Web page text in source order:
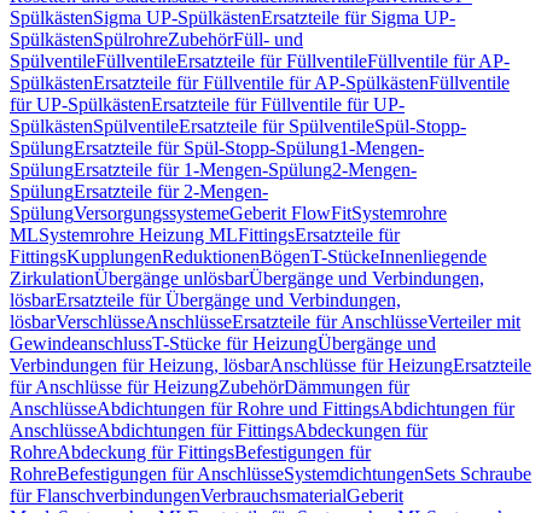
SpülkästenSigma UP-SpülkästenErsatzteile für Sigma UP-
SpülkästenSpülrohreZubehörFüll- und
SpülventileFüllventileErsatzteile für FüllventileFüllventile für AP-
SpülkästenErsatzteile für Füllventile für AP-SpülkästenFüllventile
für UP-SpülkästenErsatzteile für Füllventile für UP-
SpülkästenSpülventileErsatzteile für SpülventileSpül-Stopp-
SpülungErsatzteile für Spül-Stopp-Spülung1-Mengen-
SpülungErsatzteile für 1-Mengen-Spülung2-Mengen-
SpülungErsatzteile für 2-Mengen-
SpülungVersorgungssystemeGeberit FlowFitSystemrohre
MLSystemrohre Heizung MLFittingsErsatzteile für
FittingsKupplungenReduktionenBögenT-StückeInnenliegende
ZirkulationÜbergänge unlösbarÜbergänge und Verbindungen,
lösbarErsatzteile für Übergänge und Verbindungen,
lösbarVerschlüsseAnschlüsseErsatzteile für AnschlüsseVerteiler mit
GewindeanschlussT-Stücke für HeizungÜbergänge und
Verbindungen für Heizung, lösbarAnschlüsse für HeizungErsatzteile
für Anschlüsse für HeizungZubehörDämmungen für
AnschlüsseAbdichtungen für Rohre und FittingsAbdichtungen für
AnschlüsseAbdichtungen für FittingsAbdeckungen für
RohreAbdeckung für FittingsBefestigungen für
RohreBefestigungen für AnschlüsseSystemdichtungenSets Schraube
für FlanschverbindungenVerbrauchsmaterialGeberit